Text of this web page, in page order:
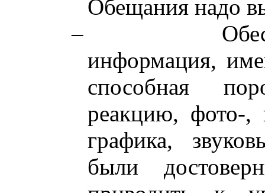
Обещания надо
–
информация,
способная
реакцию, фото-,
графика,
были